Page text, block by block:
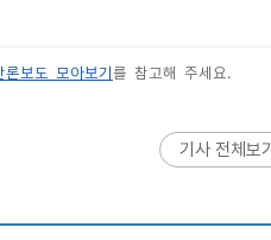
론보도 모아보기를 참고해 주세요.
기사 전체보기